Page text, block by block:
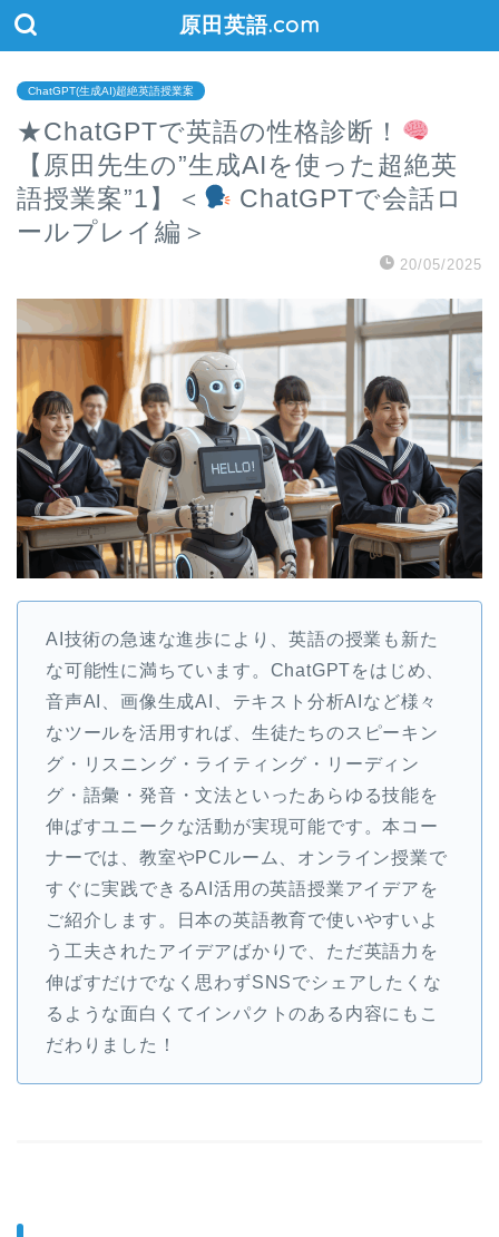
原田英語.com
ChatGPT(生成AI)超絶英語授業案
★ChatGPTで英語の性格診断！
【原田先生の”生成AIを使った超絶英
語授業案”1】＜
ChatGPTで会話ロ
ールプレイ編＞
20/05/2025
AI技術の急速な進歩により、英語の授業も新た
な可能性に満ちています。ChatGPTをはじめ、
音声AI、画像生成AI、テキスト分析AIなど様々
なツールを活用すれば、生徒たちのスピーキン
グ・リスニング・ライティング・リーディン
グ・語彙・発音・文法といったあらゆる技能を
伸ばすユニークな活動が実現可能です。本コー
ナーでは、教室やPCルーム、オンライン授業で
すぐに実践できるAI活用の英語授業アイデアを
ご紹介します。日本の英語教育で使いやすいよ
う工夫されたアイデアばかりで、ただ英語力を
伸ばすだけでなく思わずSNSでシェアしたくな
るような面白くてインパクトのある内容にもこ
だわりました！